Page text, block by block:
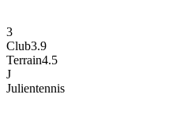
3
Club3.9
Terrain4.5
J
Julientennis